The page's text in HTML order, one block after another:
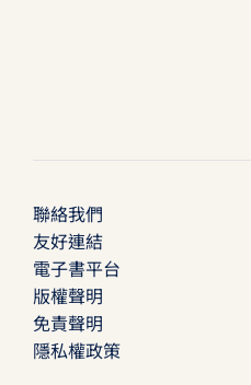
聯絡我們
友好連結
電子書平台
版權聲明
免責聲明
隱私權政策